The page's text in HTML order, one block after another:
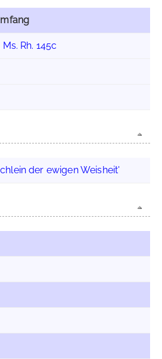
Ms. Rh. 145c
der ewigen Weisheit'